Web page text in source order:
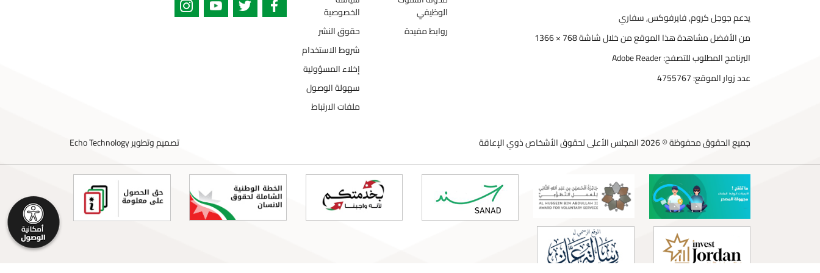
يدعم جوجل كروم, فايرفوكس, سفاري
من الأفضل مشاهدة هذا الموقع من خلال شاشة 768 × 1366
البرنامج المطلوب للتصفح: Adobe Reader
عدد زوار الموقع:4755767
الوظيفي
روابط مفيدة
الخصوصية
حقوق النشر
شروط الاستخدام
إخلاء المسؤولية
سهولة الوصول
ملفات الارتباط
جميع الحقوق محفوظة © 2026 المجلس الأعلى لحقوق الأشخاص ذوي الإعاقة تصميم وتطويرEcho Technology